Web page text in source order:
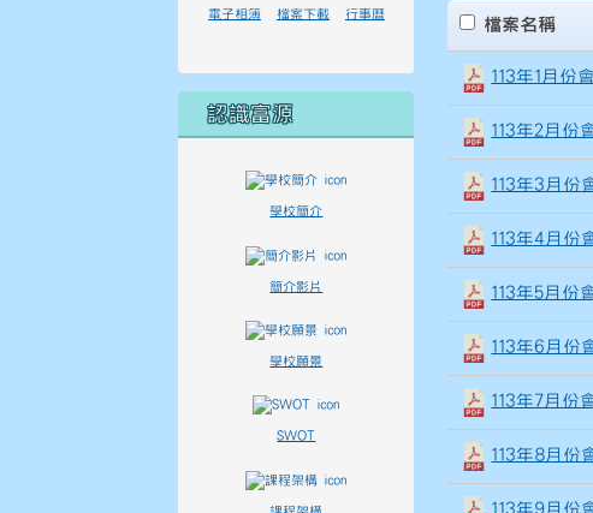
電子相簿 檔案下載 行事曆
認識富源
學校簡介
簡介影片
學校願景
SWOT
clickAll檔案名稱
113年1月份
113年2月份
113年3月份
113年4月份
113年5月份
113年6月份
113年7月份
113年8月份
113年9月份